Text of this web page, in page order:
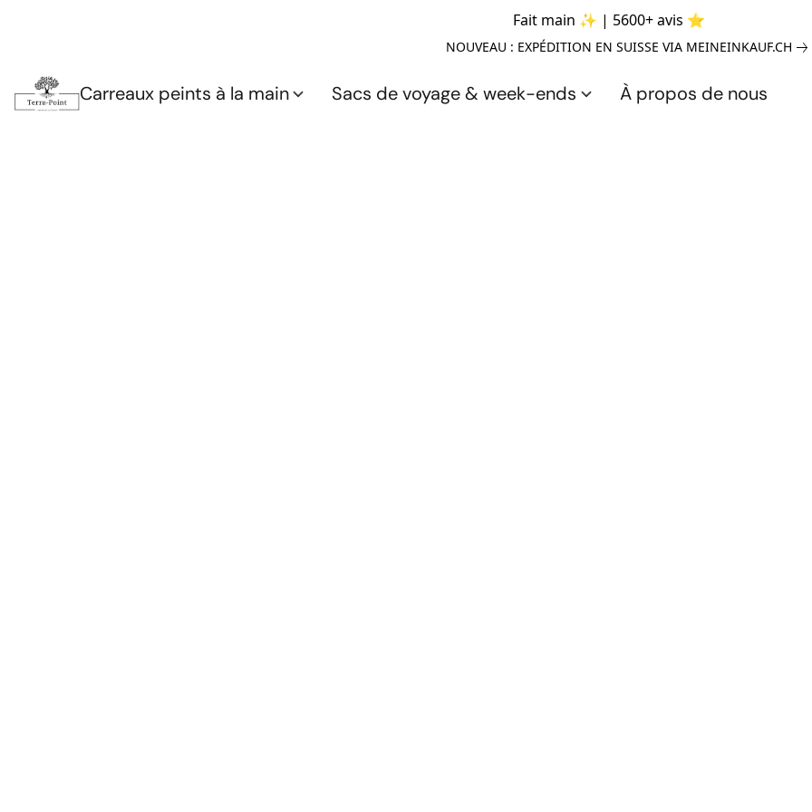
Fait main ✨ | 5600+ avis ⭐
NOUVEAU : EXPÉDITION EN SUISSE VIA MEINEINKAUF.CH
Carreaux peints à la main Sacs de voyage & week-ends À propos de nous